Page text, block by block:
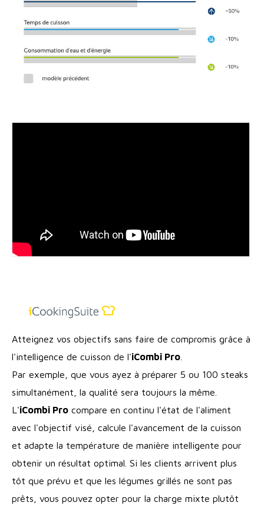
Atteignez vos objectifs sans faire de compromis grâce à
l'intelligence de cuisson de l'iCombi Pro.
Par exemple, que vous ayez à préparer 5 ou 100 steaks
simultanément, la qualité sera toujours la même.
L'iCombi Procompare en continu l'état de l'aliment
avec l'objectif visé, calcule l'avancement de la cuisson
et adapte la température de manière intelligente pour
obtenir un résultat optimal. Si les clients arrivent plus
tôt que prévu et que les légumes grillés ne sont pas
prêts, vous pouvez opter pour la charge mixte plutôt